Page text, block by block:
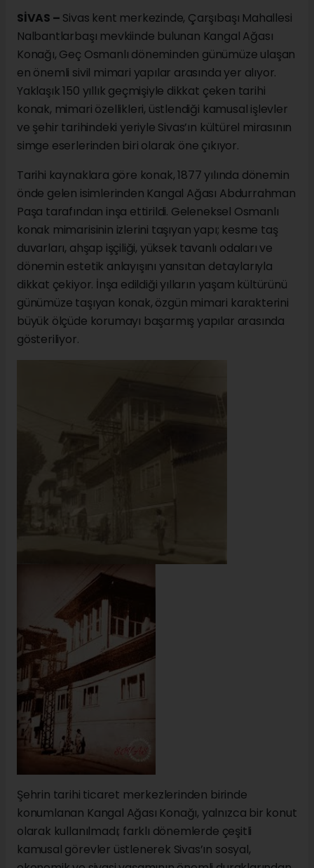
SİVAS – Sivas kent merkezinde, Çarşıbaşı Mahallesi
Nalbantlarbaşı mevkiinde bulunan Kangal Ağası
Konağı, Geç Osmanlı döneminden günümüze ulaşan
en önemli sivil mimari yapılar arasında yer alıyor.
Yaklaşık 150 yıllık geçmişiyle dikkat çeken tarihi
konak, mimari özellikleri, üstlendiği kamusal işlevler
ve şehir tarihindeki yeriyle Sivas’ın kültürel mirasının
simge eserlerinden biri olarak öne çıkıyor.
Tarihi kaynaklara göre konak, 1877 yılında dönemin
önde gelen isimlerinden Kangal Ağası Abdurrahman
Paşa tarafından inşa ettirildi. Geleneksel Osmanlı
konak mimarisinin izlerini taşıyan yapı; kesme taş
duvarları, ahşap işçiliği, yüksek tavanlı odaları ve
dönemin estetik anlayışını yansıtan detaylarıyla
dikkat çekiyor. İnşa edildiği yılların yaşam kültürünü
günümüze taşıyan konak, özgün mimari karakterini
büyük ölçüde korumayı başarmış yapılar arasında
gösteriliyor.
Şehrin tarihi ticaret merkezlerinden birinde
konumlanan Kangal Ağası Konağı, yalnızca bir konut
olarak kullanılmadı; farklı dönemlerde çeşitli
kamusal görevler üstlenerek Sivas’ın sosyal,